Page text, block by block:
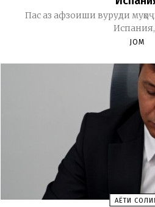
Пас аз афзоиши вуруди
JOM
ҲАЁТИ